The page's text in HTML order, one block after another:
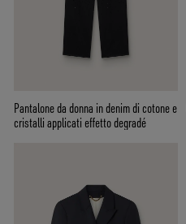
Pantalone da donna in denim di cotone e
cristalli applicati effetto degradé